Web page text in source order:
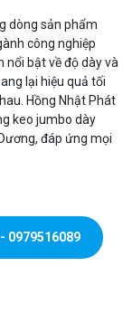
dòng sản phẩm
công nghiệp
nổi bật về độ dày và
lại hiệu quả tối
Hồng Nhật Phát
keo jumbo dày
đáp ứng mọi
0979516089